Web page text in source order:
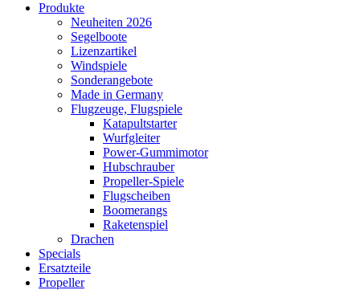
Produkte
Neuheiten 2026
Segelboote
Lizenzartikel
Windspiele
Sonderangebote
Made in Germany
Flugzeuge, Flugspiele
Katapultstarter
Wurfgleiter
Power-Gummimotor
Hubschrauber
Propeller-Spiele
Flugscheiben
Boomerangs
Raketenspiel
Drachen
Specials
Ersatzteile
Propeller